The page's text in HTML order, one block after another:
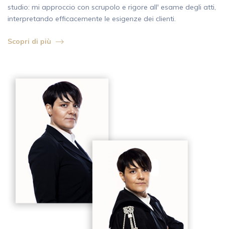
studio: mi approccio con scrupolo e rigore all' esame degli atti,
interpretando efficacemente le esigenze dei clienti.
Scopri di più